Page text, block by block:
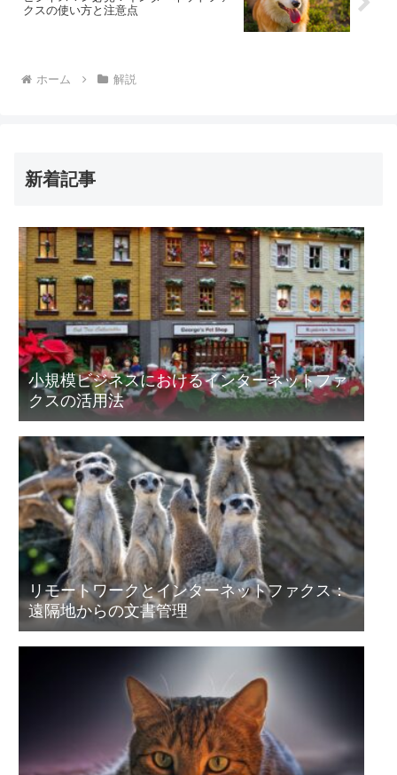
クスの使い方と注意点
ホーム 解説
新着記事
小規模ビジネスにおけるインターネットファ
クスの活用法
リモートワークとインターネットファクス：
遠隔地からの文書管理